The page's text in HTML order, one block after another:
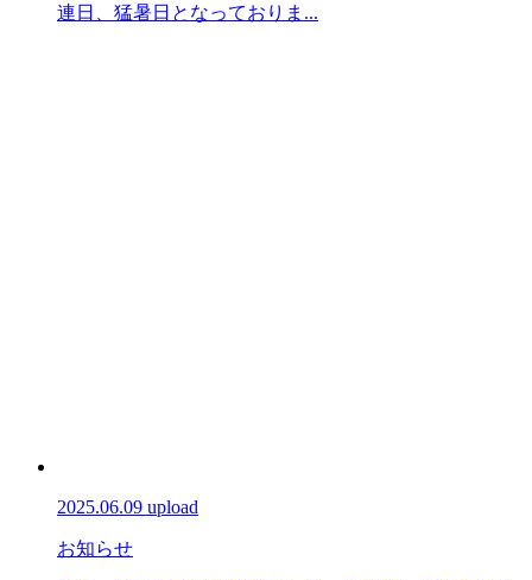
連日、猛暑日となっておりま...
2025.06.09 upload
お知らせ